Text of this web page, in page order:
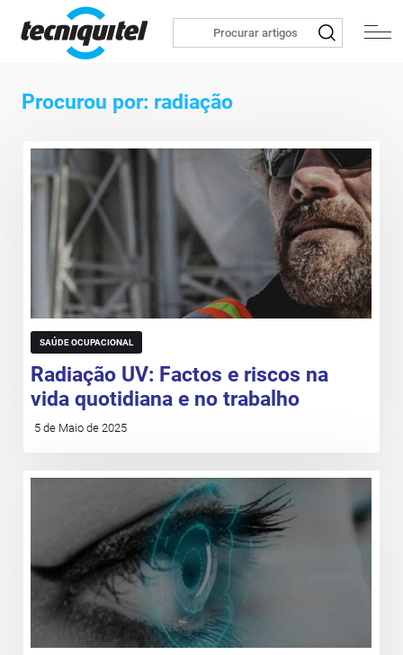
Procurou por: radiação
SAÚDE OCUPACIONAL
Radiação UV: Factos e riscos na
vida quotidiana e no trabalho
5 de Maio de 2025